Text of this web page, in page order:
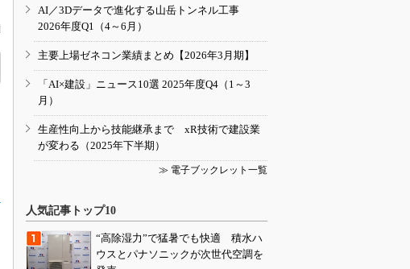
AI／3Dデータで進化する山岳トンネル工事
2026年度Q1（4～6月）
主要上場ゼネコン業績まとめ【2026年3月期】
「AI×建設」ニュース10選 2025年度Q4（1～3
月）
生産性向上から技能継承まで xR技術で建設業
が変わる（2025年下半期）
≫ 電子ブックレット一覧
人気記事トップ10
“高除湿力”で猛暑でも快適 積水ハ
ウスとパナソニックが次世代空調を